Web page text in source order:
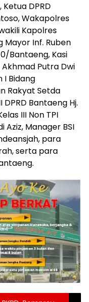
DPRD
Wakapolres
Kapolres
Mayor Inf. Ruben
Bantaeng, Kasi
Putra Dwi
I Bidang
Rakyat Setda
Bantaeng Hj.
III Non TPI
Manager BSI
para
serta para